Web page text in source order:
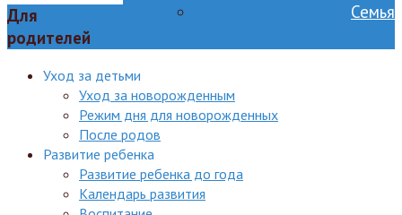
Семья
Для
родителей
Уход за детьми
Уход за новорожденным
Режим дня для новорожденных
После родов
Развитие ребенка
Развитие ребенка до года
Календарь развития